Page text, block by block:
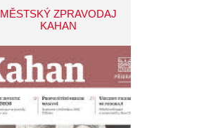
MĚSTSKÝ ZPRAVODAJ
KAHAN